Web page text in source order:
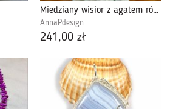
Miedziany wisior z agatem różowo czarny
AnnaPdesign
241,00 zł